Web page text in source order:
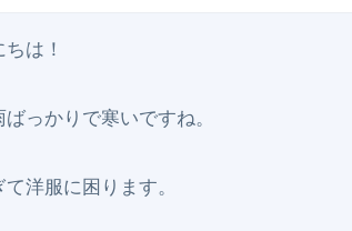
は！
っかりで寒いですね。
洋服に困ります。